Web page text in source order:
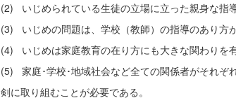
(2) いじめられている生徒の立場に立った親身な指導
(3) いじめの問題は、学校（教師）の指導のあり方
(4) いじめは家庭教育の在り方にも大きな関わりを有
(5) 家庭･学校･地域社会など全ての関係者がそれ
剣に取り組むことが必要である。